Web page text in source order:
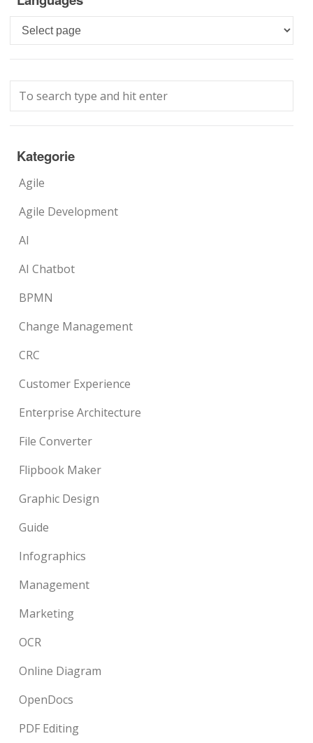
Languages
Kategorie
Agile
Agile Development
AI
AI Chatbot
BPMN
Change Management
CRC
Customer Experience
Enterprise Architecture
File Converter
Flipbook Maker
Graphic Design
Guide
Infographics
Management
Marketing
OCR
Online Diagram
OpenDocs
PDF Editing